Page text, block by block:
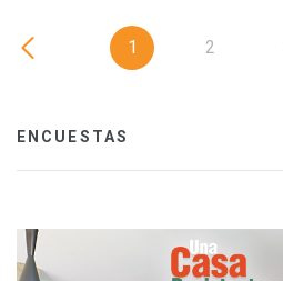
1 2
ENCUESTAS